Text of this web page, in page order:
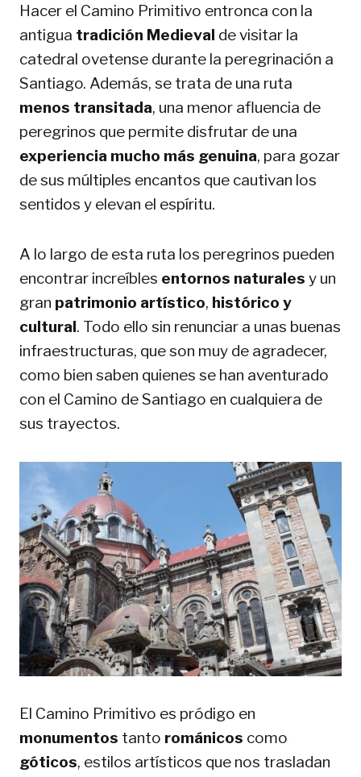
Hacer el Camino Primitivo entronca con la
antigua tradición Medieval de visitar la
catedral ovetense durante la peregrinación a
Santiago. Además, se trata de una ruta
menos transitada, una menor afluencia de
peregrinos que permite disfrutar de una
experiencia mucho más genuina, para gozar
de sus múltiples encantos que cautivan los
sentidos y elevan el espíritu.
A lo largo de esta ruta los peregrinos pueden
encontrar increíbles entornos naturales y un
gran patrimonio artístico, histórico y
cultural. Todo ello sin renunciar a unas buenas
infraestructuras, que son muy de agradecer,
como bien saben quienes se han aventurado
con el Camino de Santiago en cualquiera de
sus trayectos.
El Camino Primitivo es pródigo en
monumentos tanto románicos como
góticos, estilos artísticos que nos trasladan